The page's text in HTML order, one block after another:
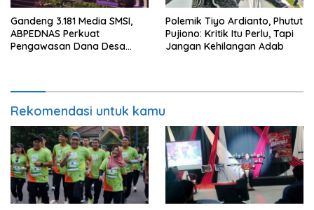
Gandeng 3.181 Media SMSI,
ABPEDNAS Perkuat
Pengawasan Dana Desa
Polemik Tiyo Ardianto, Phutut
Pujiono: Kritik Itu Perlu, Tapi
Jangan Kehilangan Adab
Rekomendasi untuk kamu